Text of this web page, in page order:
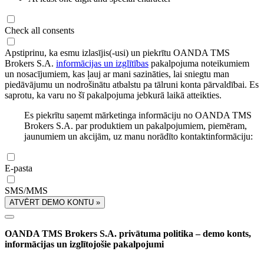
Check all consents
Apstiprinu, ka esmu izlasījis(-usi) un piekrītu OANDA TMS
Brokers S.A. informācijas un izglītības pakalpojuma noteikumiem
un nosacījumiem, kas ļauj ar mani sazināties, lai sniegtu man
piedāvājumu un nodrošinātu atbalstu pa tālruni konta pārvaldībai. Es
saprotu, ka varu no šī pakalpojuma jebkurā laikā atteikties.
Es piekrītu saņemt mārketinga informāciju no OANDA TMS
Brokers S.A. par produktiem un pakalpojumiem, piemēram,
jaunumiem un akcijām, uz manu norādīto kontaktinformāciju:
E-pasta
SMS/MMS
ATVĒRT DEMO KONTU »
OANDA TMS Brokers S.A. privātuma politika – demo konts,
informācijas un izglītojošie pakalpojumi